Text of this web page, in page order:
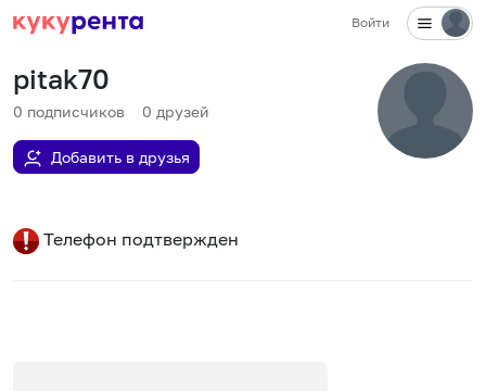
Войти
pitak70
0 подписчиков 0 друзей
Добавить в друзья
Телефон подтвержден